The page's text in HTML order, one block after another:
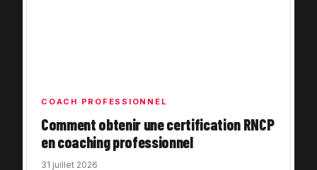
COACH PROFESSIONNEL
Comment obtenir une certification RNCP
en coaching professionnel
31 juillet 2026